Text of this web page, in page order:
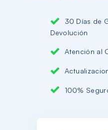
30 Días de
Devolución
Atención al
100%